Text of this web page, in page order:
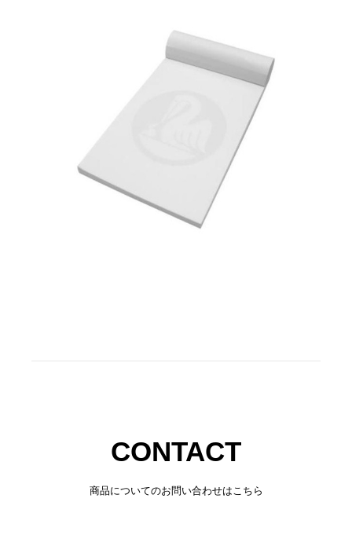
CONTACT
商品についてのお問い合わせはこちら